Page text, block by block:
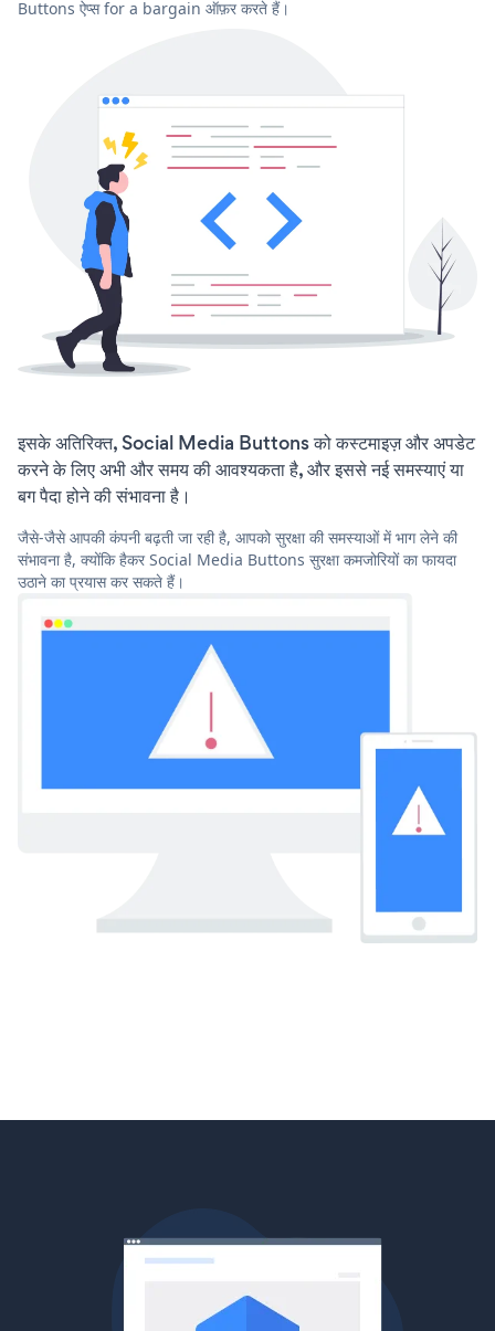
Buttons ऐप्स for a bargain ऑफ़र करते हैं।
इसके अतिरिक्त, Social Media Buttons को कस्टमाइज़ और अपडेट
करने के लिए अभी और समय की आवश्यकता है, और इससे नई समस्याएं या
बग पैदा होने की संभावना है।
जैसे-जैसे आपकी कंपनी बढ़ती जा रही है, आपको सुरक्षा की समस्याओं में भाग लेने की
संभावना है, क्योंकि हैकर Social Media Buttons सुरक्षा कमजोरियों का फायदा
उठाने का प्रयास कर सकते हैं।